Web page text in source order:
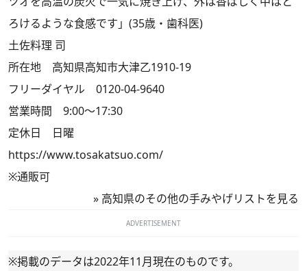
ろけるような食感です」(35歳・歯科医)
土佐料理 司
所在地 高知県高知市大津乙1910-19
フリーダイヤル 0120-04-9640
営業時間 9:00～17:30
定休日 日曜
https://www.tosakatsuo.com/
※通販可
» 高知県のその他の手みやげリストを見る
ADVERTISEMENT
※掲載のデータは2022年11月現在のものです。